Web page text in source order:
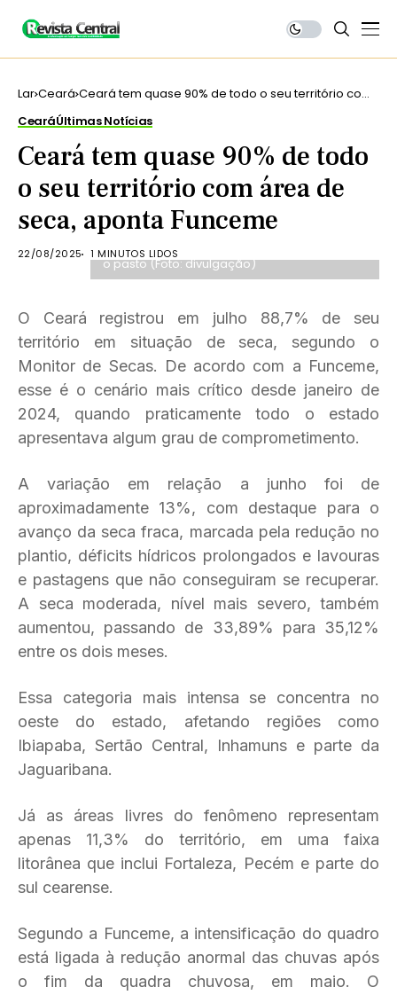
Lar Ceará Ceará tem quase 90% de todo o seu território com
CearáÚltimas Notícias
Ceará tem quase 90% de todo
o seu território com área de
seca, aponta Funceme
22/08/2025 1 MINUTOS LIDOS
Cenário traz prejudica o plantio, dificulta o
crescimento de frutas e verduras e prejudica
o pasto (Foto: divulgação)
O Ceará registrou em julho 88,7% de seu
território em situação de seca, segundo o
Monitor de Secas. De acordo com a Funceme,
esse é o cenário mais crítico desde janeiro de
2024, quando praticamente todo o estado
apresentava algum grau de comprometimento.
A variação em relação a junho foi de
aproximadamente 13%, com destaque para o
avanço da seca fraca, marcada pela redução no
plantio, déficits hídricos prolongados e lavouras
e pastagens que não conseguiram se recuperar.
A seca moderada, nível mais severo, também
aumentou, passando de 33,89% para 35,12%
entre os dois meses.
Essa categoria mais intensa se concentra no
oeste do estado, afetando regiões como
Ibiapaba, Sertão Central, Inhamuns e parte da
Jaguaribana.
Já as áreas livres do fenômeno representam
apenas 11,3% do território, em uma faixa
litorânea que inclui Fortaleza, Pecém e parte do
sul cearense.
Segundo a Funceme, a intensificação do quadro
está ligada à redução anormal das chuvas após
o fim da quadra chuvosa, em maio. O